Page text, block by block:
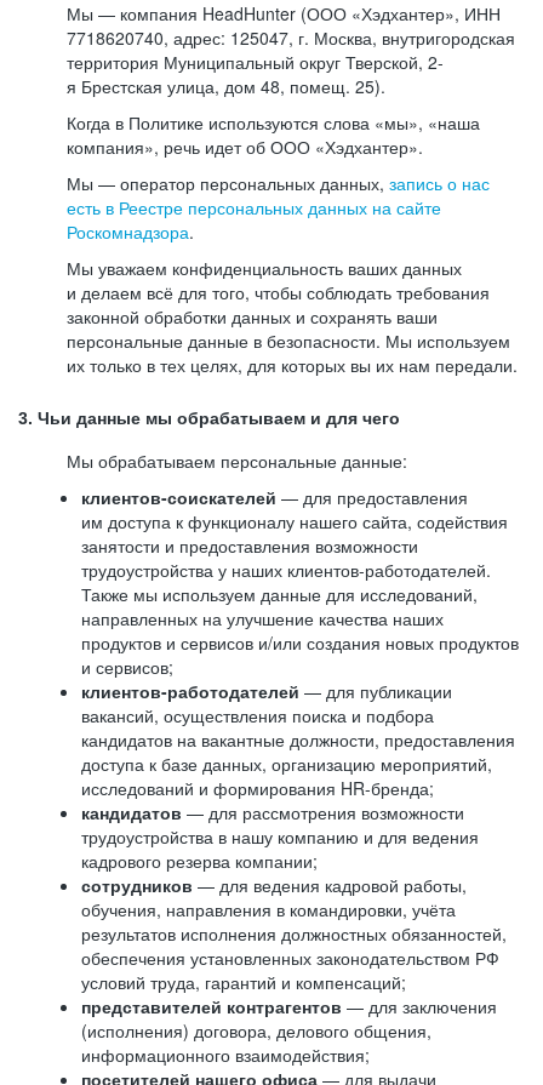
Мы — компания HeadHunter (ООО «Хэдхантер», ИНН
7718620740, адрес: 125047, г. Москва, внутригородская
территория Муниципальный округ Тверской, 2-
я Брестская улица, дом 48, помещ. 25).
Когда в Политике используются слова «мы», «наша
компания», речь идет об ООО «Хэдхантер».
Мы — оператор персональных данных, запись о нас
есть в Реестре персональных данных на сайте
Роскомнадзора.
Мы уважаем конфиденциальность ваших данных
и делаем всё для того, чтобы соблюдать требования
законной обработки данных и сохранять ваши
персональные данные в безопасности. Мы используем
их только в тех целях, для которых вы их нам передали.
3. Чьи данные мы обрабатываем и для чего
Мы обрабатываем персональные данные:
клиентов-соискателей — для предоставления
им доступа к функционалу нашего сайта, содействия
занятости и предоставления возможности
трудоустройства у наших клиентов-работодателей.
Также мы используем данные для исследований,
направленных на улучшение качества наших
продуктов и сервисов и/или создания новых продуктов
и сервисов;
клиентов-работодателей — для публикации
вакансий, осуществления поиска и подбора
кандидатов на вакантные должности, предоставления
доступа к базе данных, организацию мероприятий,
исследований и формирования HR-бренда;
кандидатов — для рассмотрения возможности
трудоустройства в нашу компанию и для ведения
кадрового резерва компании;
сотрудников — для ведения кадровой работы,
обучения, направления в командировки, учёта
результатов исполнения должностных обязанностей,
обеспечения установленных законодательством РФ
условий труда, гарантий и компенсаций;
представителей контрагентов — для заключения
(исполнения) договора, делового общения,
информационного взаимодействия;
посетителей нашего офиса — для выдачи